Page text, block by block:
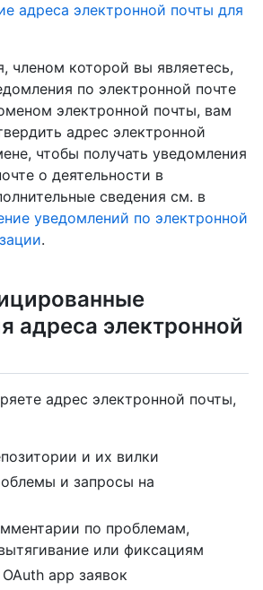
адреса электронной почты для
членом которой вы являетесь,
по электронной почте
электронной почты, вам
адрес электронной
чтобы получать уведомления
о деятельности в
сведения см. в
уведомлений по электронной
.
адреса электронной
адрес электронной почты,
и их вилки
и запросы на
по проблемам,
или фиксациям
app заявок